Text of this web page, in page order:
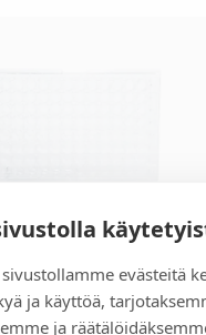
evästeitä
ja käyttöä,
ja
Premier®